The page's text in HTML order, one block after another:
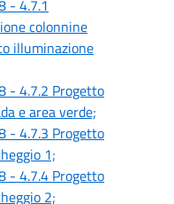
- 4.7.1
colonnine
illuminazione
- 4.7.2 Progetto
e area verde;
- 4.7.3 Progetto
1;
- 4.7.4 Progetto
2;